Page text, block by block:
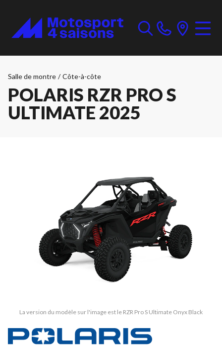
Salle de montre / Côte-à-côte
POLARIS RZR PRO S
ULTIMATE 2025
La version du modèle sur l'image est le RZR Pro S Ultimate Onyx Black